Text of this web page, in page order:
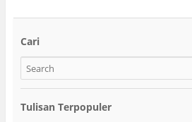
Cari
Tulisan Terpopuler